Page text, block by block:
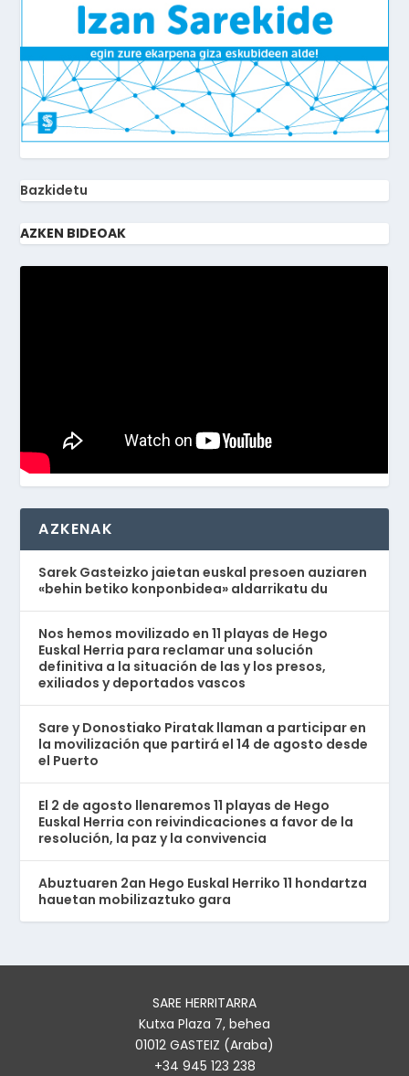
Bazkidetu
AZKEN BIDEOAK
AZKENAK
Sarek Gasteizko jaietan euskal presoen auziaren
«behin betiko konponbidea» aldarrikatu du
Nos hemos movilizado en 11 playas de Hego
Euskal Herria para reclamar una solución
definitiva a la situación de las y los presos,
exiliados y deportados vascos
Sare y Donostiako Piratak llaman a participar en
la movilización que partirá el 14 de agosto desde
el Puerto
El 2 de agosto llenaremos 11 playas de Hego
Euskal Herria con reivindicaciones a favor de la
resolución, la paz y la convivencia
Abuztuaren 2an Hego Euskal Herriko 11 hondartza
hauetan mobilizaztuko gara
SARE HERRITARRA
Kutxa Plaza 7, behea
01012 GASTEIZ (Araba)
+34 945 123 238